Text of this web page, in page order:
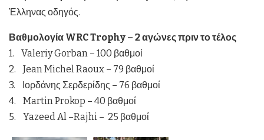
Έλληνας οδηγός.
Βαθμολογία WRC Trophy – 2 αγώνες πριν το τέλος
1. Valeriy Gorban – 100 βαθμοί
2. Jean Michel Raoux – 79 βαθμοί
3. Ιορδάνης Σερδερίδης – 76 βαθμοί
4. Martin Prokop – 40 βαθμοί
5. Yazeed Al –Rajhi – 25 βαθμοί